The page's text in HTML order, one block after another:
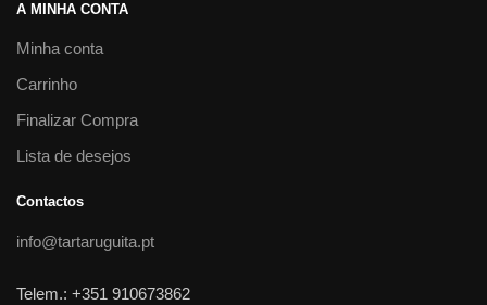
A MINHA CONTA
Minha conta
Carrinho
Finalizar Compra
Lista de desejos
Contactos
info@tartaruguita.pt
Telem.: +351 910673862